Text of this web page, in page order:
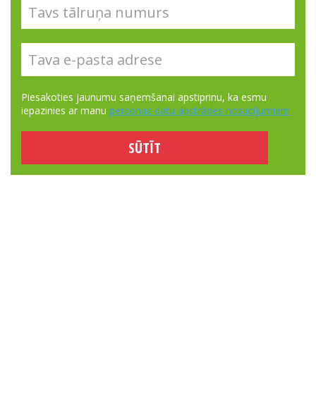
Piesakoties jaunumu saņemšanai apstiprinu, ka esmu
iepazinies ar manu personas datu apstrādes nosacījumiem